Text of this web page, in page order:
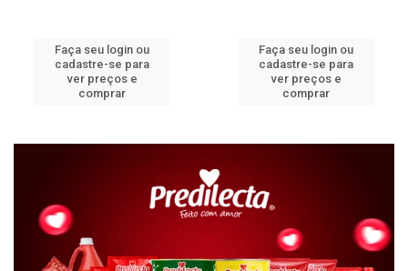
Faça seu login ou
cadastre-se para
ver preços e
comprar
Faça seu login ou
cadastre-se para
ver preços e
comprar